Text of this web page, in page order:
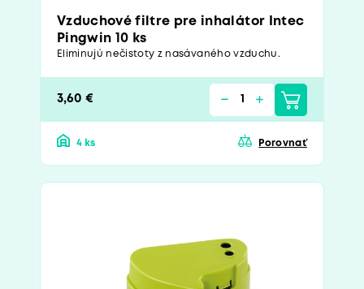
Vzduchové filtre pre inhalátor Intec
Pingwin 10 ks
Eliminujú nečistoty z nasávaného vzduchu.
3,60 €
4 ks Porovnať